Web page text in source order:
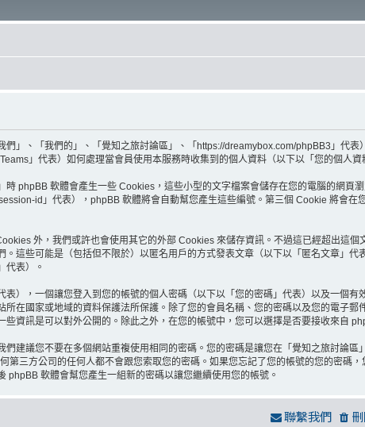
」、「我們的」、「覺知之旅討論區」、「https://dreamybox.com/phpBB3」代表
」代表）如何處理當會員使用本服務時收集到的個人資料（以下以「您的個人資
phpBB 軟體會產生一些 Cookies，這些小型的文字檔案會儲存在您的電腦的網頁
id」代表），phpBB 軟體將會自動幫您產生這些編號。第三個 Cookie 將會在
外，我們或許也會使用其它的外部 Cookies 來儲存資訊。不過這已經超出這
這些可能是（包括但不限於）以匿名用戶的方式發表文章（以下以「匿名文章」
代表）。
），一個讓您登入到您的帳號的個人密碼（以下以「您的密碼」代表）以及一個
在國家或地域的資料保護法所保護。除了您的會員名稱、您的密碼以及您的電子
資訊是可以對外公開的。除此之外，在您的帳號中，您可以選擇是否要接收來自
建議您不要在多個網站重複使用相同的密碼。您的密碼是讓您在「覺知之旅討論
三方公司的任何人都不會跟您索取您的密碼。如果您忘記了您的帳號的您的密碼
軟體會幫您產生一組新的密碼以讓您繼續使用您的帳號。
聯繫我們